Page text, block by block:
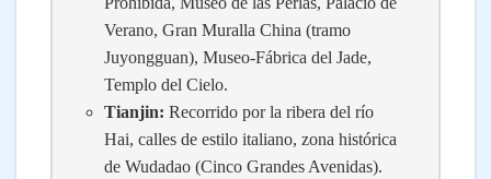
Verano, Gran Muralla China (tramo
Juyongguan), Museo-Fábrica del Jade,
Templo del Cielo.
Tianjin: Recorrido por la ribera del río
Hai, calles de estilo italiano, zona histórica
de Wudadao (Cinco Grandes Avenidas).